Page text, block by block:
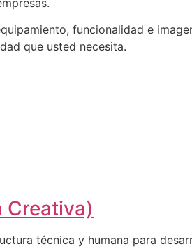
funcionalidad e
que usted necesita.
Creativa)
técnica y humana para